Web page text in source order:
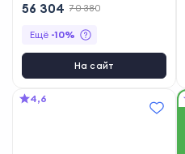
зайн,Другие профессии
нта
56 304 70 380
Ещё -10%
На сайт
4,6